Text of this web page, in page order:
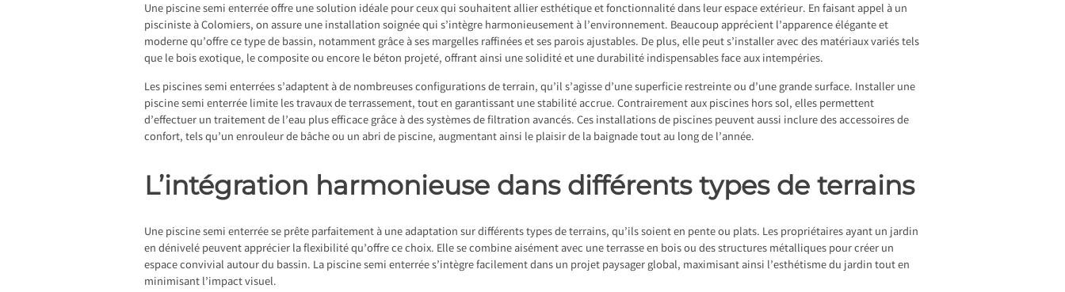
Une piscine semi enterrée offre une solution idéale pour ceux qui souhaitent allier esthétique et fonctionnalité dans leur espace extérieur. En faisant appel à un
pisciniste à Colomiers, on assure une installation soignée qui s’intègre harmonieusement à l’environnement. Beaucoup apprécient l’apparence élégante et
moderne qu’offre ce type de bassin, notamment grâce à ses margelles raffinées et ses parois ajustables. De plus, elle peut s’installer avec des matériaux variés tels
que le bois exotique, le composite ou encore le béton projeté, offrant ainsi une solidité et une durabilité indispensables face aux intempéries.
Les piscines semi enterrées s’adaptent à de nombreuses configurations de terrain, qu’il s’agisse d’une superficie restreinte ou d’une grande surface. Installer une
piscine semi enterrée limite les travaux de terrassement, tout en garantissant une stabilité accrue. Contrairement aux piscines hors sol, elles permettent
d’effectuer un traitement de l’eau plus efficace grâce à des systèmes de filtration avancés. Ces installations de piscines peuvent aussi inclure des accessoires de
confort, tels qu’un enrouleur de bâche ou un abri de piscine, augmentant ainsi le plaisir de la baignade tout au long de l’année.
L’intégration harmonieuse dans différents types de terrains
Une piscine semi enterrée se prête parfaitement à une adaptation sur différents types de terrains, qu’ils soient en pente ou plats. Les propriétaires ayant un jardin
en dénivelé peuvent apprécier la flexibilité qu’offre ce choix. Elle se combine aisément avec une terrasse en bois ou des structures métalliques pour créer un
espace convivial autour du bassin. La piscine semi enterrée s’intègre facilement dans un projet paysager global, maximisant ainsi l’esthétisme du jardin tout en
minimisant l’impact visuel.